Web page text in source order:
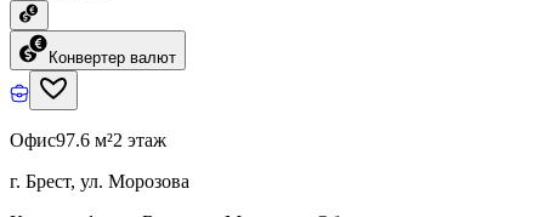
Конвертер валют
Офис97.6 м²2 этаж
г. Брест, ул. Морозова